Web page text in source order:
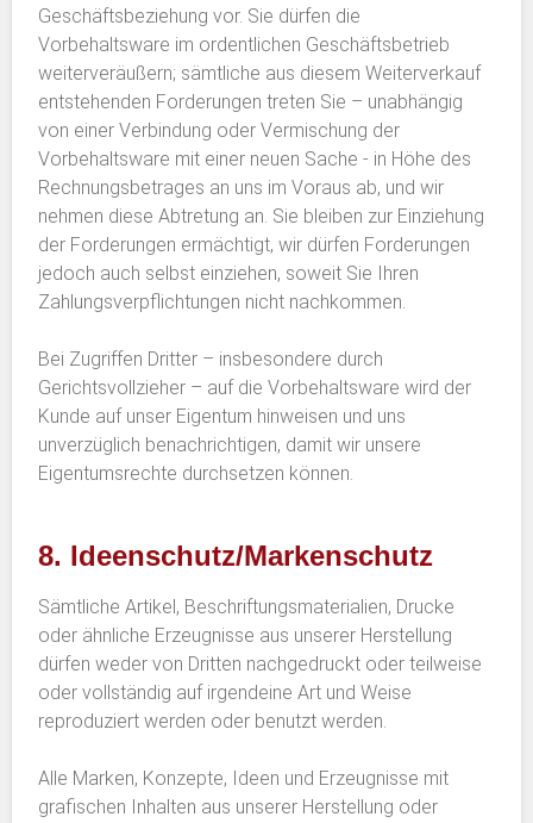
Geschäftsbeziehung vor. Sie dürfen die
Vorbehaltsware im ordentlichen Geschäftsbetrieb
weiterveräußern; sämtliche aus diesem Weiterverkauf
entstehenden Forderungen treten Sie – unabhängig
von einer Verbindung oder Vermischung der
Vorbehaltsware mit einer neuen Sache - in Höhe des
Rechnungsbetrages an uns im Voraus ab, und wir
nehmen diese Abtretung an. Sie bleiben zur Einziehung
der Forderungen ermächtigt, wir dürfen Forderungen
jedoch auch selbst einziehen, soweit Sie Ihren
Zahlungsverpflichtungen nicht nachkommen.
Bei Zugriffen Dritter – insbesondere durch
Gerichtsvollzieher – auf die Vorbehaltsware wird der
Kunde auf unser Eigentum hinweisen und uns
unverzüglich benachrichtigen, damit wir unsere
Eigentumsrechte durchsetzen können.
8. Ideenschutz/Markenschutz
Sämtliche Artikel, Beschriftungsmaterialien, Drucke
oder ähnliche Erzeugnisse aus unserer Herstellung
dürfen weder von Dritten nachgedruckt oder teilweise
oder vollständig auf irgendeine Art und Weise
reproduziert werden oder benutzt werden.
Alle Marken, Konzepte, Ideen und Erzeugnisse mit
grafischen Inhalten aus unserer Herstellung oder